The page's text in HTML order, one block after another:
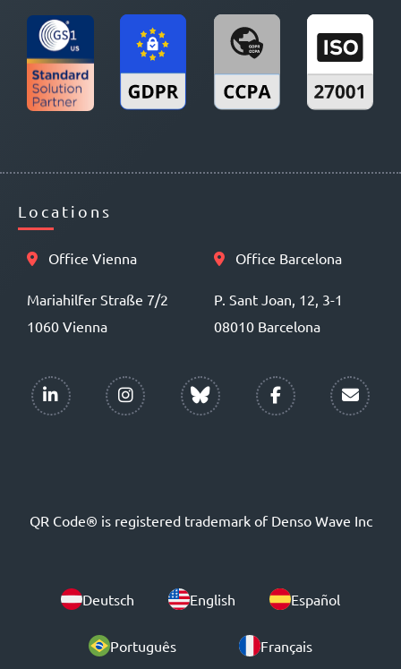
Locations
Office Vienna
Mariahilfer Straße 7/2
1060 Vienna
Office Barcelona
P. Sant Joan, 12, 3-1
08010 Barcelona
QR Code® is registered trademark of Denso Wave Inc
Deutsch English Español
Português Français